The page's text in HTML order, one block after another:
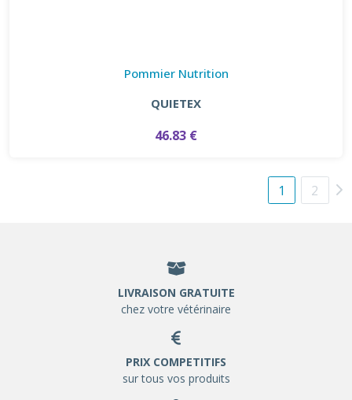
Pommier Nutrition
QUIETEX
46.83 €
1 2
LIVRAISON GRATUITE
chez votre vétérinaire
PRIX COMPETITIFS
sur tous vos produits